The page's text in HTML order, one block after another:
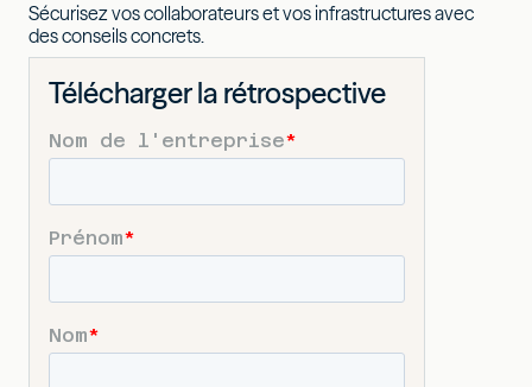
Sécurisez vos collaborateurs et vos infrastructures avec
des conseils concrets.
Télécharger la rétrospective